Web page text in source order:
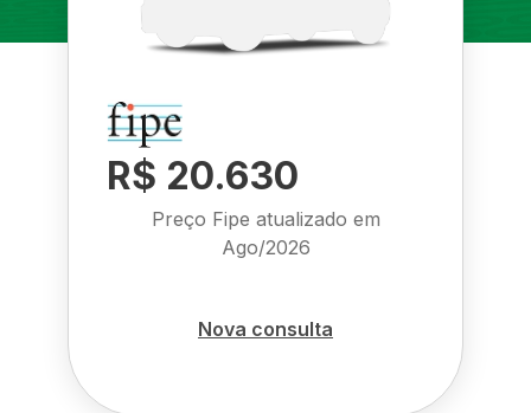
R$ 20.630
Preço Fipe atualizado em
Ago/2026
Nova consulta